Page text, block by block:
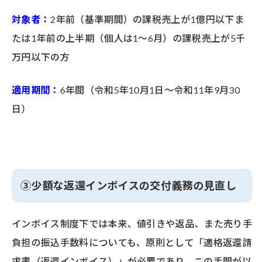
対象者： 2年前（基準期間）の課税売上が1億円以下ま
たは1年前の上半期（個人は1～6月）の課税売上が5千
万円以下の方
適用期間： 6年間（令和5年10月1日～令和11年9月30
日）
③少額な返還インボイスの交付義務の見直し
インボイス制度下では本来、値引きや返品、また売り手
負担の振込手数料についても、原則として「適格返還請